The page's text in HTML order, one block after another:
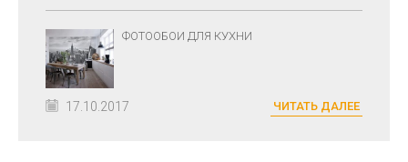
ФОТООБОИ ДЛЯ КУХНИ
17.10.2017 ЧИТАТЬ ДАЛЕЕ